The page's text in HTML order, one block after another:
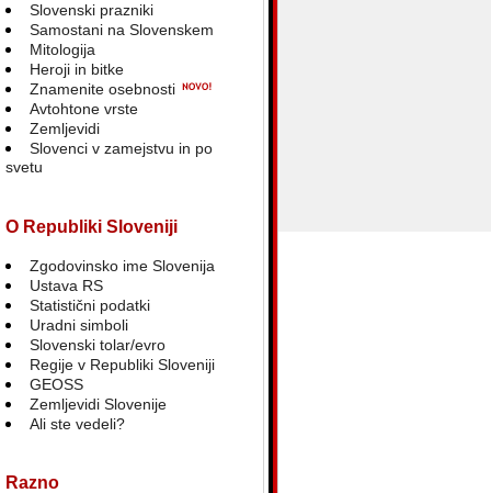
Slovenski prazniki
Samostani na Slovenskem
Mitologija
Heroji in bitke
Znamenite osebnosti
Avtohtone vrste
Zemljevidi
Slovenci v zamejstvu in po
svetu
O Republiki Sloveniji
Zgodovinsko ime Slovenija
Ustava RS
Statistični podatki
Uradni simboli
Slovenski tolar/evro
Regije v Republiki Sloveniji
GEOSS
Zemljevidi Slovenije
Ali ste vedeli?
Razno